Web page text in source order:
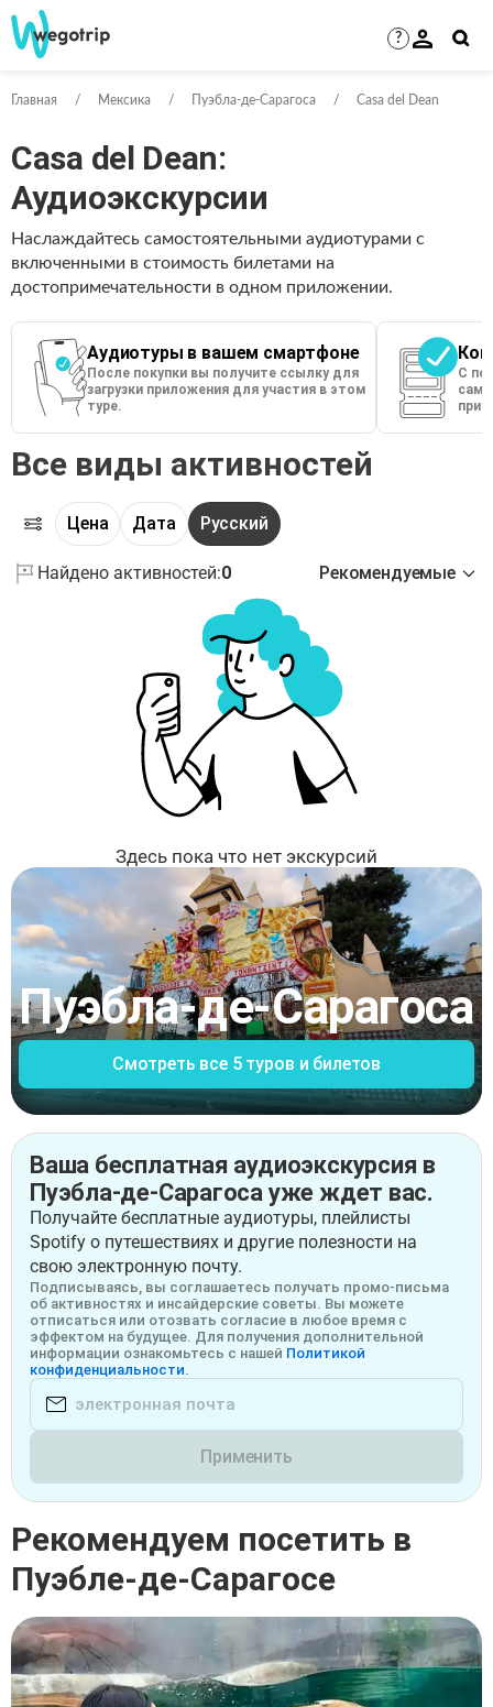
?
Главная Мексика Пуэбла-де-Сарагоса Casa del Dean
Casa del Dean:
Аудиоэкскурсии
Наслаждайтесь самостоятельными аудиотурами с
включенными в стоимость билетами на
достопримечательности в одном приложении.
Аудиотуры в вашем смартфоне
После покупки вы получите ссылку для
загрузки приложения для участия в этом
туре.
С
Все виды активностей
Цена Дата Русский
Найдено активностей:0 Рекомендуемые
Здесь пока что нет экскурсий
Пуэбла-де-Сарагоса
Смотреть все 5 туров и билетов
Ваша бесплатная аудиоэкскурсия в
Пуэбла-де-Сарагоса уже ждет вас.
Получайте бесплатные аудиотуры, плейлисты
Spotify о путешествиях и другие полезности на
свою электронную почту.
Подписываясь, вы соглашаетесь получать промо-письма
об активностях и инсайдерские советы. Вы можете
отписаться или отозвать согласие в любое время с
эффектом на будущее. Для получения дополнительной
информации ознакомьтесь с нашей Политикой
конфиденциальности.
Применить
Рекомендуем посетить в
Пуэбле-де-Сарагосе